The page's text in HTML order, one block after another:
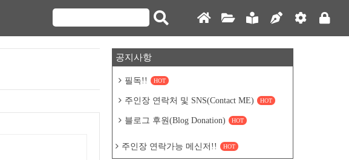
공지사항
필독!! HOT
주인장 연락처 및 SNS(Contact ME) HOT
블로그 후원(Blog Donation) HOT
주인장 연락가능 메신저!! HOT